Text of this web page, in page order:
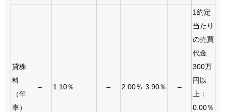
貸株
料
（年
率）
– 1.10％ – 2.00％ 3.90％ –
1約定
当たり
の売買
代金
300万
円以
上：
0.00％